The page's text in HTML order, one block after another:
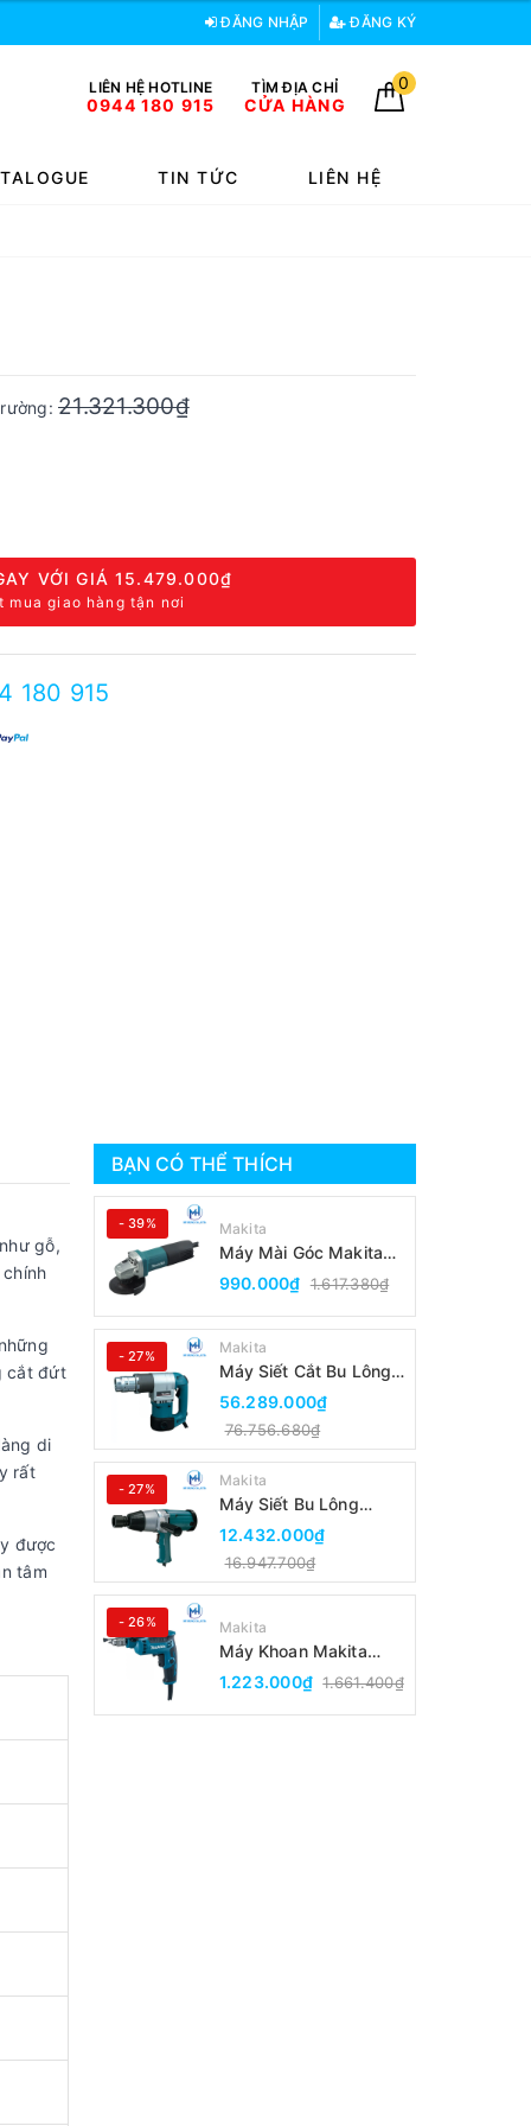
ĐĂNG NHẬP ĐĂNG KÝ
LIÊN HỆ HOTLINE
0944 180 915
TÌM ĐỊA CHỈ
CỬA HÀNG
0
TIN TỨC LIÊN HỆ
21.321.300₫
VỚI GIÁ15.479.000₫
mua giao hàng tận nơi
180 915
gỗ,
cắt đứt
di
rất
được
tâm
BẠN CÓ THỂ THÍCH
- 39% Makita
Máy Mài Góc Makita
9553B(100MM/Công
Tắc Đuôi)
990.000₫ 1.617.380₫
- 27% Makita
Máy Siết Cắt Bu Lông
Makita 6924N
56.289.000₫
76.756.680₫
- 27% Makita
Máy Siết Bu Lông
Makita 6906
12.432.000₫
16.947.700₫
- 26% Makita
Máy Khoan Makita
DP2010(6.5MM)
1.223.000₫ 1.661.400₫